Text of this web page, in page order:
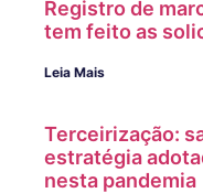
Registro de
tem feito as
Leia Mais
Terceirização:
estratégia
nesta pandemia